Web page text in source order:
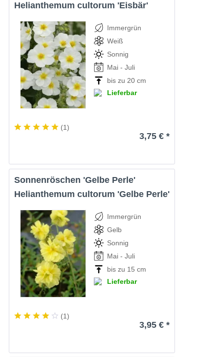
Helianthemum cultorum 'Eisbär'
Immergrün
Weiß
Sonnig
Mai - Juli
bis zu 20 cm
Lieferbar
(1)
3,75 € *
Sonnenröschen 'Gelbe Perle'
Helianthemum cultorum 'Gelbe Perle'
Immergrün
Gelb
Sonnig
Mai - Juli
bis zu 15 cm
Lieferbar
(1)
3,95 € *